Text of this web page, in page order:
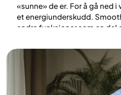
«sunne» de er. For å gå ned
et energiunderskudd.
andre funksjoner som en del
tiden er knapp eller
enkel måte å få i seg mer
og bær.